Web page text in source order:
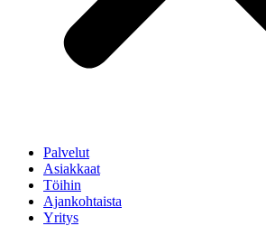
Palvelut
Asiakkaat
Töihin
Ajankohtaista
Yritys